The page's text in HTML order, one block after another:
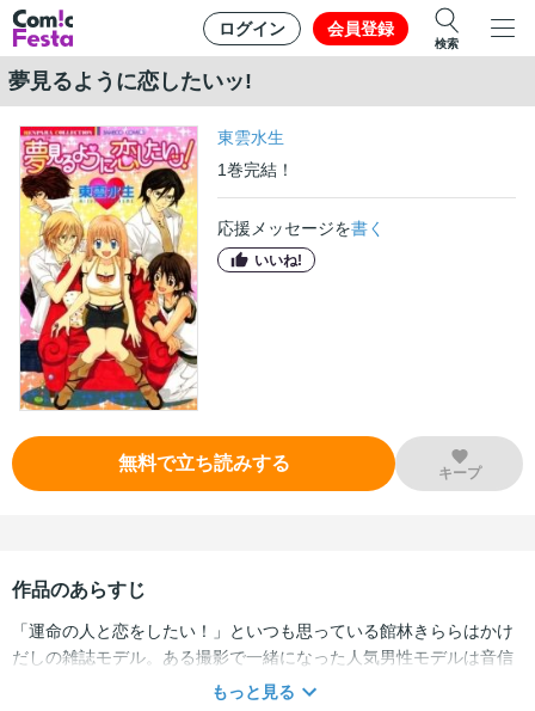
ログイン 会員登録
検索
夢見るように恋したいッ!
東雲水生
1巻完結！
応援メッセージを書く
いいね!
無料で立ち読みする キープ
作品のあらすじ
「運命の人と恋をしたい！」といつも思っている館林きららはかけ
だしの雑誌モデル。ある撮影で一緒になった人気男性モデルは音信
不通になっていた幼なじみの菅原遥だった。かっこよくなった遥に
もっと見る